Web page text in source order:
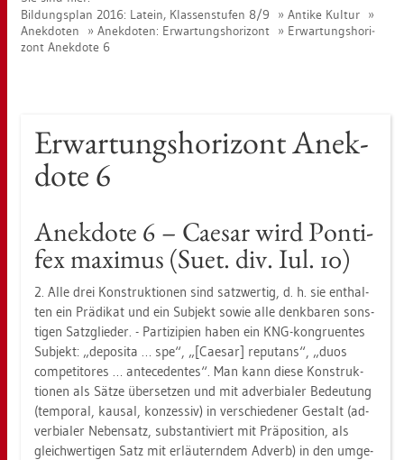
Bil­dungs­plan 2016: La­tein, Klas­sen­stu­fen 8/9
An­ti­ke Kul­tur
An­ek­do­ten
An­ek­do­ten: Er­war­tungs­ho­ri­zont
Er­war­tungs­ho­ri­
zont An­ek­do­te 6
Er­war­tungs­ho­ri­zont An­ek­
do­te 6
An­ek­do­te 6 – Cae­sar wird Pon­ti­
fex ma­xi­mus (Suet. div. Iul. 10)
2. Alle drei Kon­struk­tio­nen sind satz­wer­tig, d. h. sie ent­hal­
ten ein Prä­di­kat und ein Sub­jekt sowie alle denk­ba­ren sons­
ti­gen Satz­glie­der. - Par­ti­zi­pi­en haben ein KNG-kon­gru­en­tes
Sub­jekt: „de­po­si­ta … spe“, „[Cae­sar] re­pu­tans“, „duos
com­pe­ti­to­res … an­te­ce­den­tes“. Man kann diese Kon­struk­
tio­nen als Sätze über­set­zen und mit ad­ver­bia­ler Be­deu­tung
(tem­po­ral, kau­sal, kon­zes­siv) in ver­schie­de­ner Ge­stalt (ad­
ver­bia­ler Ne­ben­satz, sub­stan­ti­viert mit Prä­po­si­ti­on, als
gleich­wer­ti­gen Satz mit er­läu­tern­dem Ad­verb) in den um­ge­